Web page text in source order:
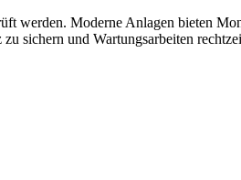
werden. Moderne Anlagen bieten
sichern und Wartungsarbeiten